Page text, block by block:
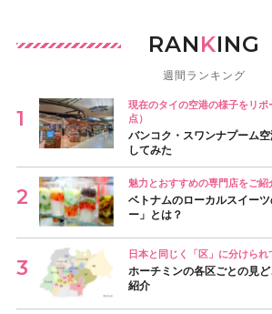
RANKING
週間ランキング
現在のタイの空港の様子をリポ
点）
バンコク・スワンナプーム
してみた
魅力とおすすめの専門店をご紹
ベトナムのローカルスイー
ー」とは？
日本と同じく「区」に分けら
ホーチミンの各区ごとの見
紹介